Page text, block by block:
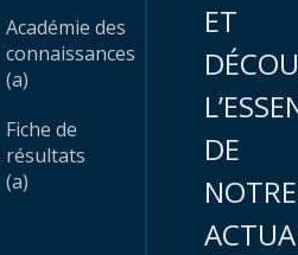
Académie des
connaissances
(a)
Fiche de
résultats
(a)
ET
DE
NOTRE